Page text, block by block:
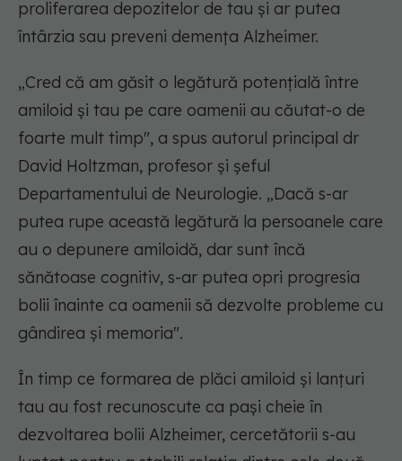
proliferarea depozitelor de tau și ar putea
întârzia sau preveni demența Alzheimer.
„Cred că am găsit o legătură potențială între
amiloid și tau pe care oamenii au căutat-o de
foarte mult timp", a spus autorul principal dr
David Holtzman, profesor și șeful
Departamentului de Neurologie. „Dacă s-ar
putea rupe această legătură la persoanele care
au o depunere amiloidă, dar sunt încă
sănătoase cognitiv, s-ar putea opri progresia
bolii înainte ca oamenii să dezvolte probleme cu
gândirea și memoria".
În timp ce formarea de plăci amiloid și lanțuri
tau au fost recunoscute ca pași cheie în
dezvoltarea bolii Alzheimer, cercetătorii s-au